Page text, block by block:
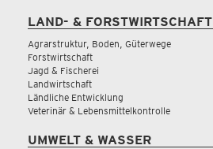
LAND- & FORSTWIRTSCHAFT
Agrarstruktur, Boden, Güterwege
Forstwirtschaft
Jagd & Fischerei
Landwirtschaft
Ländliche Entwicklung
Veterinär & Lebensmittelkontrolle
UMWELT & WASSER